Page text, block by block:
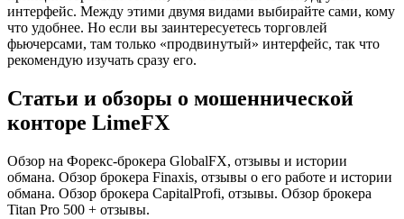
интерфейс. Между этими двумя видами выбирайте сами, кому
что удобнее. Но если вы заинтересуетесь торговлей
фьючерсами, там только «продвинутый» интерфейс, так что
рекомендую изучать сразу его.
Статьи и обзоры о мошеннической
конторе LimeFX
Обзор на Форекс-брокера GlobalFX, отзывы и истории
обмана. Обзор брокера Finaxis, отзывы о его работе и истории
обмана. Обзор брокера CapitalProfi, отзывы. Обзор брокера
Titan Pro 500 + отзывы.